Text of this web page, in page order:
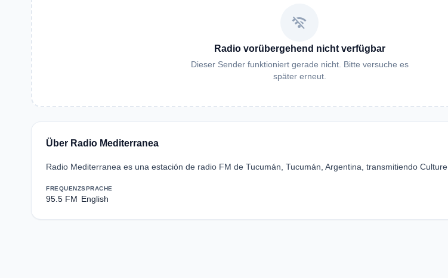
wifi_off
Radio vorübergehend nicht verfügbar
Dieser Sender funktioniert gerade nicht. Bitte versuche es
später erneut.
Über Radio Mediterranea
Radio Mediterranea es una estación de radio FM de Tucumán, Tucumán, Argentina, transmitiendo Culture.
FREQUENZ
95.5 FM
SPRACHE
English